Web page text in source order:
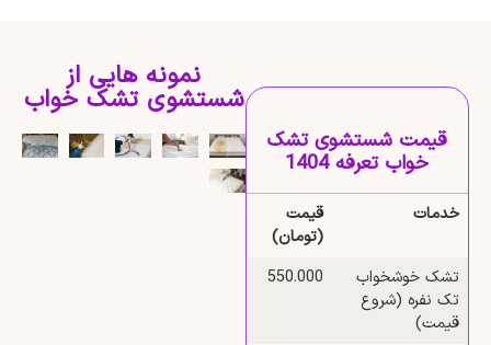
قیمت شستشوی تشک
خواب تعرفه 1404
خدمات
قیمت
(تومان)
تشک خوشخواب
تک نفره (شروع
قیمت)
550.000
نمونه هایی از
شستشوی تشک خواب